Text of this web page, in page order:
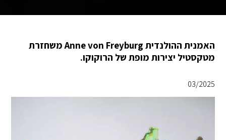
האמנית ההולנדית Anne von Freyburg משחזרת
מטקסטיל יצירות מופת של הרוקוקו.
03/2025